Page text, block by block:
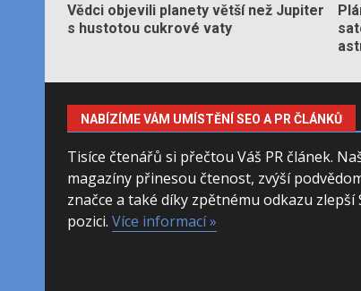
Vědci objevili planety větší než Jupiter
s hustotou cukrové vaty
NABÍZÍME VÁM UMÍSTĚNÍ SEO A PR ČLÁNKŮ
Tisíce čtenářů si přečtou Váš PR článek.
magazíny přinesou čtenost, zvýší
značce a také díky zpětnému odkazu zlepší
pozici. Více informací »